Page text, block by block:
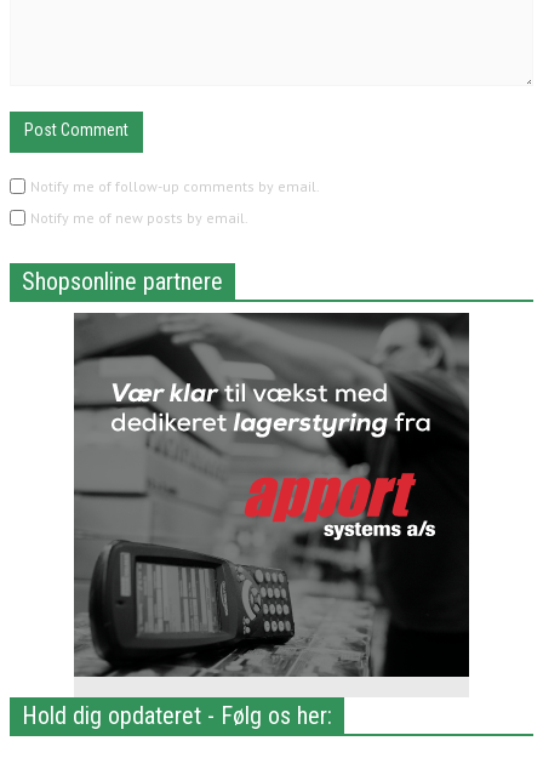
Notify me of follow-up comments by email.
Notify me of new posts by email.
Shopsonline partnere
Hold dig opdateret - Følg os her: